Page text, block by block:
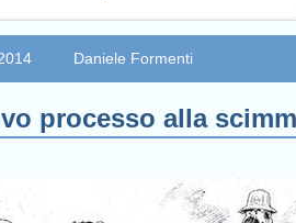
Daniele Formenti
processo alla